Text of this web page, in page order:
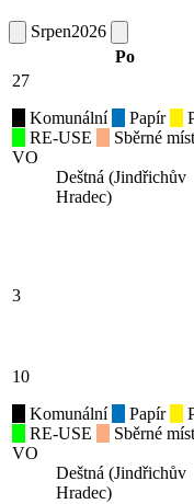
Srpen2026
Po
27
Komunální
Papír
RE-USE
Sběrné
VO
Deštná (Jindřichův
Hradec)
3
10
Komunální
Papír
RE-USE
Sběrné
VO
Deštná (Jindřichův
Hradec)